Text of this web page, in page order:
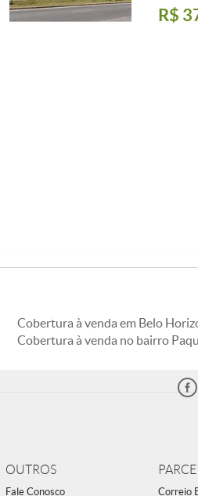
R$
Cobertura à venda em Belo
Cobertura à venda no bairro
OUTROS
Fale Conosco Correio